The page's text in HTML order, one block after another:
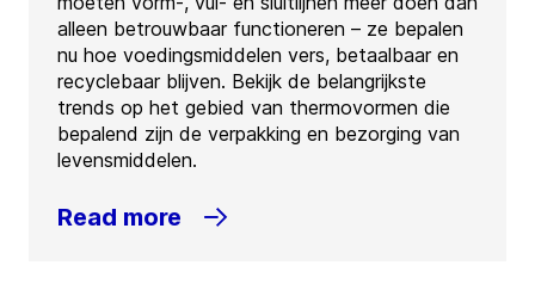
alleen betrouwbaar functioneren – ze bepalen
nu hoe voedingsmiddelen vers, betaalbaar en
recyclebaar blijven. Bekijk de belangrijkste
trends op het gebied van thermovormen die
bepalend zijn de verpakking en bezorging van
levensmiddelen.
Read more